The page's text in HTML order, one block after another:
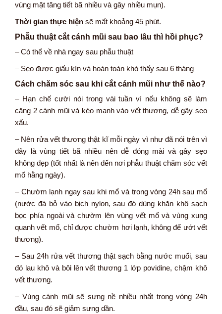
vùng mặt tăng tiết bã nhiều và gây nhiều mụn).
Thời gian thực hiện sẽ mất khoảng 45 phút.
Phẫu thuật cắt cánh mũi sau bao lâu thì hồi phục?
– Có thể về nhà ngay sau phẫu thuật
– Sẹo được giấu kín và hoàn toàn khó thấy sau 6 tháng
Cách chăm sóc sau khi cắt cánh mũi như thế nào?
– Hạn chế cười nói trong vài tuần vì nếu không sẽ làm
căng 2 cánh mũi và kéo mạnh vào vết thương, dễ gây sẹo
xấu.
– Nên rửa vết thương thật kĩ mỗi ngày vì như đã nói trên vì
đây là vùng tiết bã nhiều nên dễ đóng mài và gây sẹo
không đẹp (tốt nhất là nên đến nơi phẫu thuật chăm sóc vết
mổ hằng ngày).
– Chườm lạnh ngay sau khi mổ và trong vòng 24h sau mổ
(nước đá bỏ vào bịch nylon, sau đó dùng khăn khô sạch
bọc phía ngoài và chườm lên vùng vết mổ và vùng xung
quanh vết mổ, chỉ được chườm hơi lạnh, không để ướt vết
thương).
– Sau 24h rửa vết thương thật sạch bằng nước muối, sau
đó lau khô và bôi lên vết thương 1 lớp povidine, chậm khô
vết thương.
– Vùng cánh mũi sẽ sưng nề nhiều nhất trong vòng 24h
đầu, sau đó sẽ giảm sưng dần.